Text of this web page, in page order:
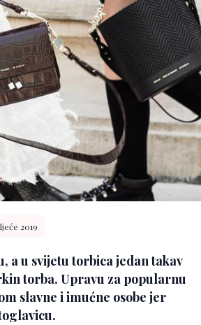
2019
a u svijetu torbica jedan takav
torba. Upravu za popularnu
slavne i imućne osobe jer